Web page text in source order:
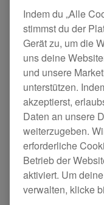
Für den CDJ-
jetzt Firmware-
Die Updates
Änderungen:
CDJ-3000
[BEHOBEN]
Ein seltenes
dem ein
Indem du „Alle
stimmst du der
Gerät zu, um die
uns deine
und unsere
unterstützen.
akzeptierst,
Daten an unsere
weiterzugeben.
erforderliche
Betrieb der
aktiviert. Um
verwalten, klicke